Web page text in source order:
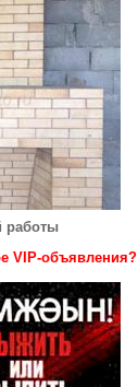
работы
VIP-объявления?